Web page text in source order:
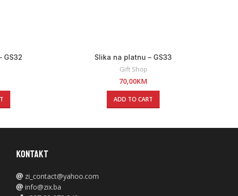
GS32 Slika na platnu – GS33
Gift Shop
70,00KM
ADD TO CART
KONTAKT
zi_contact@yahoo.com
info@zix.ba